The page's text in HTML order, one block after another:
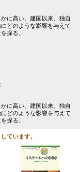
に高い。建国以来、独自
どのような影響を与えて
探る。
に高い。建国以来、独自
どのような影響を与えて
探る。
ています。